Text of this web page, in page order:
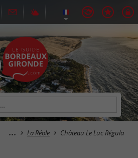
La Réole Château Le Luc Régula